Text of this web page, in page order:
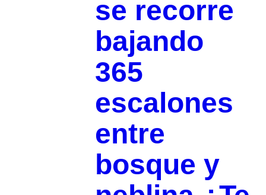
se recorre
bajando
365
escalones
entre
bosque y